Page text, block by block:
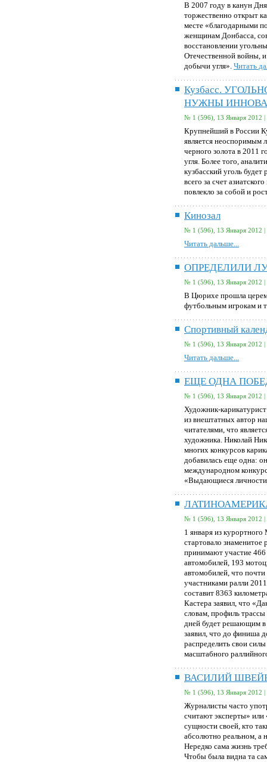
В 2007 году в канун
торжественно открыт
месте «благодарными
женщинам Донбасса,
восстановлении
Отечественной войны,
добычи угля». Читать
Кузбасс.
НУЖНЫ
№ 1 (596), 13 Января 2012 |
Крупнейший в России
является неоспоримым
черного золота в 2011
угля. Более того,
кузбасский уголь
всего за счет
повлекло за собой и
Кинозал
№ 1 (596), 13 Января 2012 |
Читать дальше...
ОПРЕДЕЛИЛИ
№ 1 (596), 13 Января 2012 |
В Цюрихе прошла
футбольным игрокам и
Спортивный
№ 1 (596), 13 Января 2012 |
Читать дальше...
ЕЩЕ ОДНА
№ 1 (596), 13 Января 2012 |
Художник-
из внештатных автор
читателями, что
художника. Николай
многих конкурсов
добавилась еще одна:
международном
«Выдающиеся
№ 1 (596), 13 Января 2012 |
1 января из
стартовало
принимают участие
автомобилей, 193
автомобилей, что
участниками ралли
составит 8363
Кастера заявил, что
словам, профиль
дней будет решающим в
заявил, что до финиша
распределить свои
масштабного
ВАСИЛИЙ
№ 1 (596), 13 Января 2012 |
Журналисты часто
считают эксперты»
сущности своей, кто
абсолютно реальном, а
Нередко сама жизнь
Чтобы была видна та